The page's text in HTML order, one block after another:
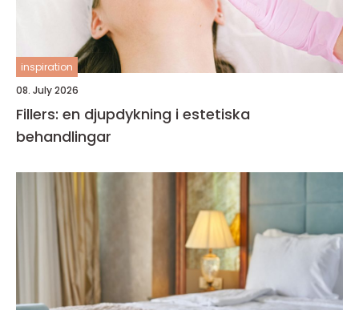
inspiration
08. July 2026
Fillers: en djupdykning i estetiska
behandlingar